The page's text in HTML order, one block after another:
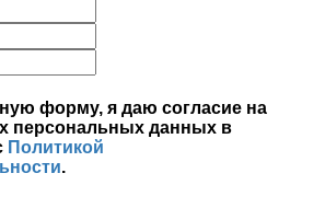
форму, я даю согласие на
персональных данных в
Политикой
.